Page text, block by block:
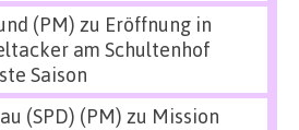
(PM) zu Eröffnung in
am Schultenhof
Saison
(SPD) (PM) zu Mission